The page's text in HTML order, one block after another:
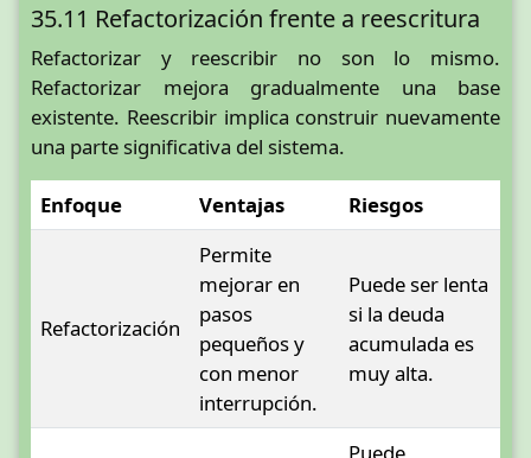
35.11 Refactorización frente a reescritura
Refactorizar y reescribir no son lo mismo.
Refactorizar mejora gradualmente una base
existente. Reescribir implica construir nuevamente
una parte significativa del sistema.
Enfoque Ventajas Riesgos
Refactorización
Permite
mejorar en
pasos
pequeños y
con menor
interrupción.
Puede ser lenta
si la deuda
acumulada es
muy alta.